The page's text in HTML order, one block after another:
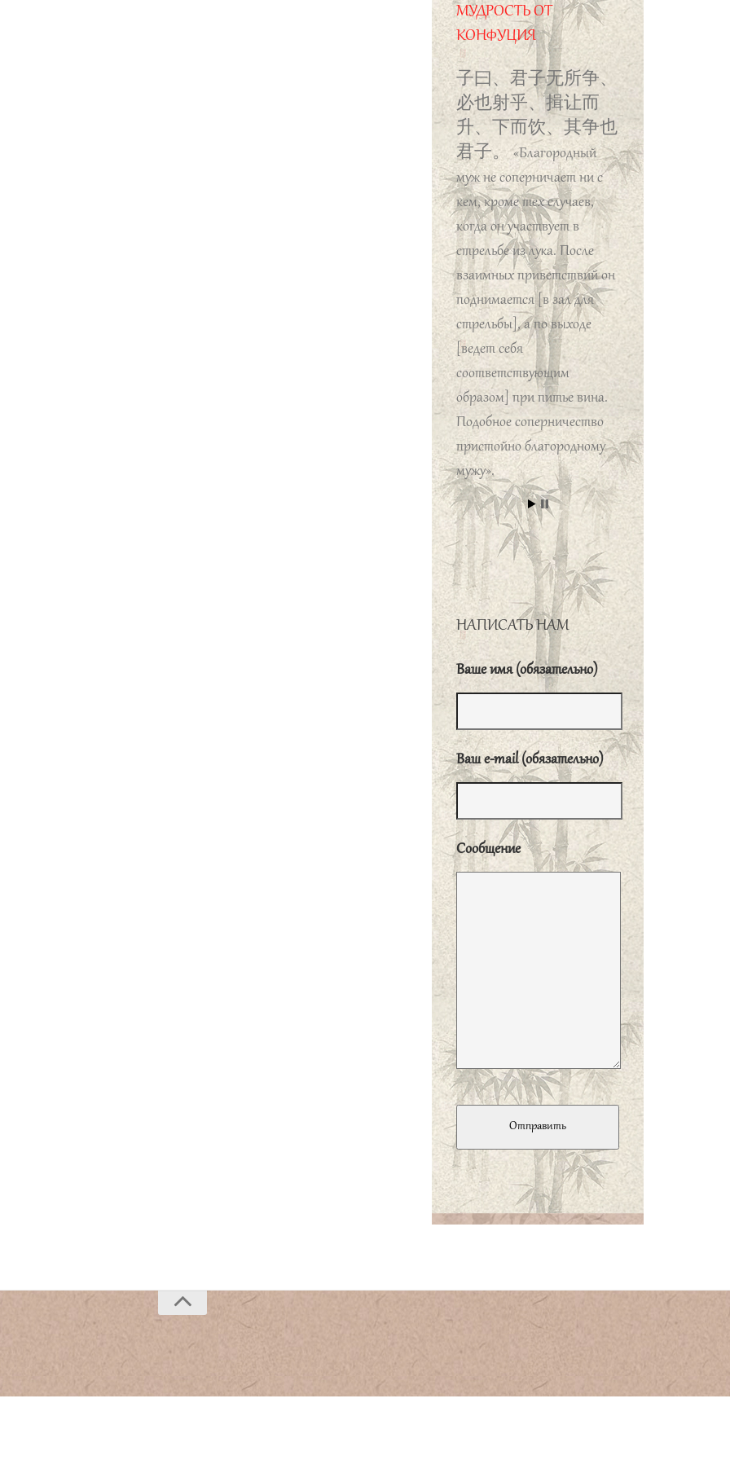
МУДРОСТЬ ОТ
КОНФУЦИЯ
может быть
добродетельным, то народ
будет старательным».
子曰、君子无所争、
必也射乎、揖让而
升、下而饮、其争也
君子。«Благородный
муж не соперничает ни с
кем, кроме тех случаев,
когда он участвует в
стрельбе из лука. После
взаимных приветствий он
поднимается [в зал для
стрельбы], а по выходе
[ведет себя
соответствующим
образом] при питье вина.
Подобное соперничество
пристойно благородному
мужу».
哀公闻曰、何为则民
服。孔子对曰、举直
错诸枉、则民服、举
枉错诸直、则民不
服。
Ай-гун спросил:
«Какие нужно принять
меры для того, чтобы
народ подчинялся?» Кун-
цзы ответил: «Если
людей и устранять
несправедливых, народ
же выдвигать
несправедливых и
устранять справедливых,
поддерживать порядок при
помощи наказаний, народ
будет стремиться
уклоняться [от наказаний]
и не будет испытывать
стыда. Если же руководить
помощи ритуала, народ
будет знать стыд и он
исправится».
孔子曰、君子有三
НАПИСАТЬ НАМ
Ваше имя (обязательно)
Ваш e-mail (обязательно)
Сообщение